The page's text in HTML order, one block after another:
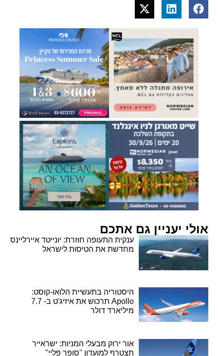
אולי יעניין גם אתכם
ענקית התעופה חוזרת: יונייטד איירליינס
מחדשת את הטיסות לישראל
היסטוריה בתעשיית הלואו-קוסט:
Apollo תרכוש את איזיג'ט ב- 7.7
מיליארד דולר
אור ירוק מבעלי המניות: ישראייר
תצטרף למועדון "סופר פליי"